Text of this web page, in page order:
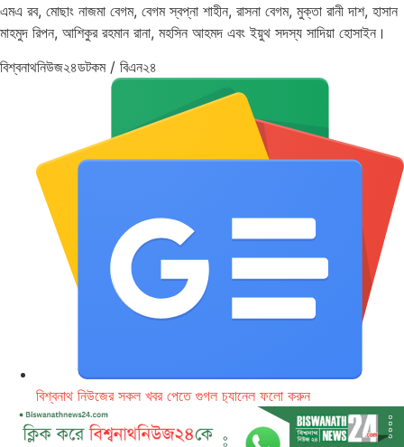
এমএ রব, মোছাং নাজমা বেগম, বেগম স্বপ্না শাহীন, রাসনা বেগম, মুক্তা রানী দাশ, হাসান
মাহমুদ রিপন, আশিকুর রহমান রানা, মহসিন আহমদ এবং ইয়ুথ সদস্য সাদিয়া হোসাইন।
বিশ্বনাথনিউজ২৪ডটকম / বিএন২৪
বিশ্বনাথ নিউজের সকল খবর পেতে গুগল চ‌্যানেল ফলো করুন